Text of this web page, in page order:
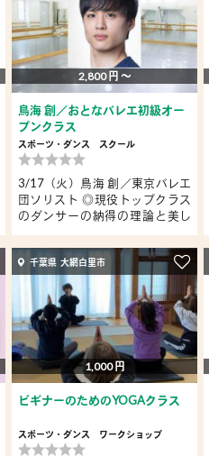
2,800 円 〜
鳥海 創／おとなバレエ初級オー
プンクラス
スポーツ・ダンス スクール
3/17（火）鳥海 創／東京バレエ
団ソリスト ◎現役トップクラス
のダンサーの納得の理論と美し
千葉県 大網白里市
1,000 円
ビギナーのためのYOGAクラス
スポーツ・ダンス ワークショップ